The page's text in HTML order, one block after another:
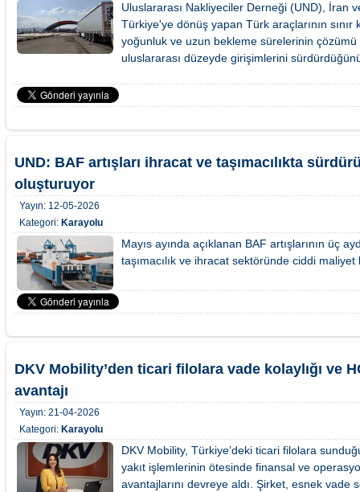
Uluslararası Nakliyeciler Derneği (UND), İran
Türkiye'ye dönüş yapan Türk araçlarının sınır
yoğunluk ve uzun bekleme sürelerinin çözümü
uluslararası düzeyde girişimlerini
UND: BAF artışları ihracat ve taşımacılıkta
oluşturuyor
Yayın: 12-05-2026
Kategori: Karayolu
Mayıs ayında açıklanan BAF artışlarının üç
taşımacılık ve ihracat sektöründe ciddi maliyet
DKV Mobility’den ticari filolara vade kolaylığı ve
avantajı
Yayın: 21-04-2026
Kategori: Karayolu
DKV Mobility, Türkiye’deki ticari filolara
yakıt işlemlerinin ötesinde finansal ve
avantajlarını devreye aldı. Şirket, esnek vade